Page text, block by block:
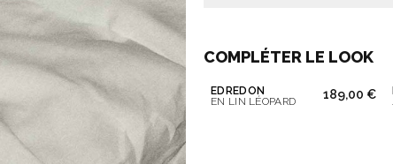
COMPLÉTER LE LOOK
EDREDON
EN LIN LÉOPARD
189,00 €